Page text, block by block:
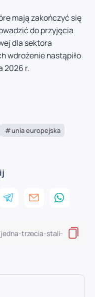
mają zakończyć się
do przyjęcia
dla sektora
wdrożenie nastąpiło
2026 r.
unia europejska